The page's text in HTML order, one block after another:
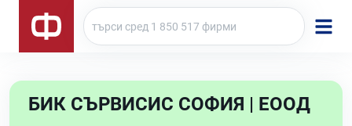
БИК СЪРВИСИС СОФИЯ | ЕООД